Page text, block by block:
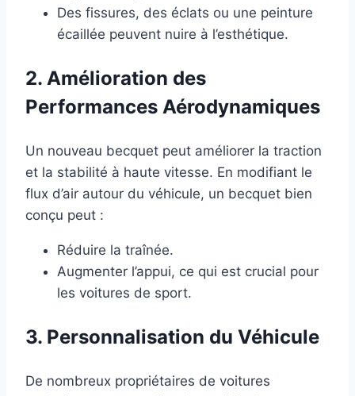
Des fissures, des éclats ou une peinture
écaillée peuvent nuire à l’esthétique.
2. Amélioration des
Performances Aérodynamiques
Un nouveau becquet peut améliorer la traction
et la stabilité à haute vitesse. En modifiant le
flux d’air autour du véhicule, un becquet bien
conçu peut :
Réduire la traînée.
Augmenter l’appui, ce qui est crucial pour
les voitures de sport.
3. Personnalisation du Véhicule
De nombreux propriétaires de voitures